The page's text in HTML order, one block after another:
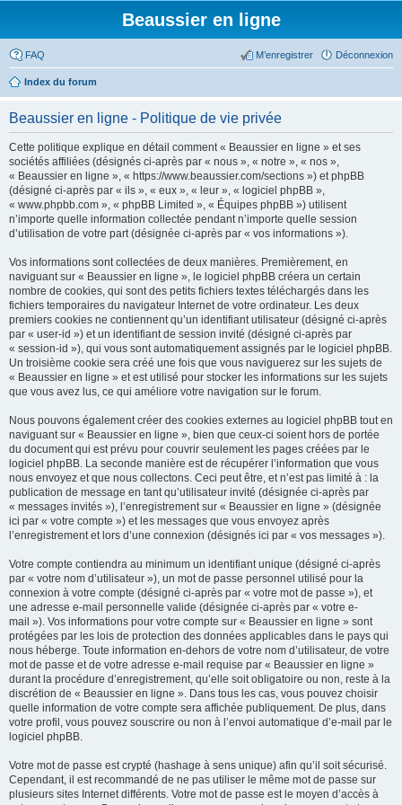
Beaussier en ligne
FAQ Déconnexion
M’enregistrer
Index du forum
Beaussier en ligne - Politique de vie privée
Cette politique explique en détail comment « Beaussier en ligne » et ses
sociétés affiliées (désignés ci-après par « nous », « notre », « nos »,
« Beaussier en ligne », « https://www.beaussier.com/sections ») et phpBB
(désigné ci-après par « ils », « eux », « leur », « logiciel phpBB »,
« www.phpbb.com », « phpBB Limited », « Équipes phpBB ») utilisent
n’importe quelle information collectée pendant n’importe quelle session
d’utilisation de votre part (désignée ci-après par « vos informations »).
Vos informations sont collectées de deux manières. Premièrement, en
naviguant sur « Beaussier en ligne », le logiciel phpBB créera un certain
nombre de cookies, qui sont des petits fichiers textes téléchargés dans les
fichiers temporaires du navigateur Internet de votre ordinateur. Les deux
premiers cookies ne contiennent qu’un identifiant utilisateur (désigné ci-après
par « user-id ») et un identifiant de session invité (désigné ci-après par
« session-id »), qui vous sont automatiquement assignés par le logiciel phpBB.
Un troisième cookie sera créé une fois que vous naviguerez sur les sujets de
« Beaussier en ligne » et est utilisé pour stocker les informations sur les sujets
que vous avez lus, ce qui améliore votre navigation sur le forum.
Nous pouvons également créer des cookies externes au logiciel phpBB tout en
naviguant sur « Beaussier en ligne », bien que ceux-ci soient hors de portée
du document qui est prévu pour couvrir seulement les pages créées par le
logiciel phpBB. La seconde manière est de récupérer l’information que vous
nous envoyez et que nous collectons. Ceci peut être, et n’est pas limité à : la
publication de message en tant qu’utilisateur invité (désignée ci-après par
« messages invités »), l’enregistrement sur « Beaussier en ligne » (désignée
ici par « votre compte ») et les messages que vous envoyez après
l’enregistrement et lors d’une connexion (désignés ici par « vos messages »).
Votre compte contiendra au minimum un identifiant unique (désigné ci-après
par « votre nom d’utilisateur »), un mot de passe personnel utilisé pour la
connexion à votre compte (désigné ci-après par « votre mot de passe »), et
une adresse e-mail personnelle valide (désignée ci-après par « votre e-
mail »). Vos informations pour votre compte sur « Beaussier en ligne » sont
protégées par les lois de protection des données applicables dans le pays qui
nous héberge. Toute information en-dehors de votre nom d’utilisateur, de votre
mot de passe et de votre adresse e-mail requise par « Beaussier en ligne »
durant la procédure d’enregistrement, qu’elle soit obligatoire ou non, reste à la
discrétion de « Beaussier en ligne ». Dans tous les cas, vous pouvez choisir
quelle information de votre compte sera affichée publiquement. De plus, dans
votre profil, vous pouvez souscrire ou non à l’envoi automatique d’e-mail par le
logiciel phpBB.
Votre mot de passe est crypté (hashage à sens unique) afin qu’il soit sécurisé.
Cependant, il est recommandé de ne pas utiliser le même mot de passe sur
plusieurs sites Internet différents. Votre mot de passe est le moyen d’accès à